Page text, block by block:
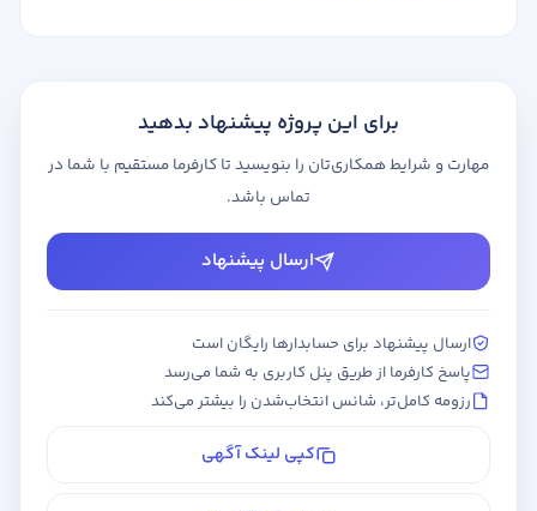
برای این پروژه پیشنهاد بدهید
مهارت و شرایط همکاری‌تان را بنویسید تا کارفرما مستقیم با شما در
تماس باشد.
ارسال پیشنهاد
ارسال پیشنهاد برای حسابدارها رایگان است
پاسخ کارفرما از طریق پنل کاربری به شما می‌رسد
رزومه کامل‌تر، شانس انتخاب‌شدن را بیشتر می‌کند
کپی لینک آگهی